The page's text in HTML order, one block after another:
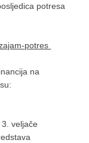
potresa
potres
na
veljače